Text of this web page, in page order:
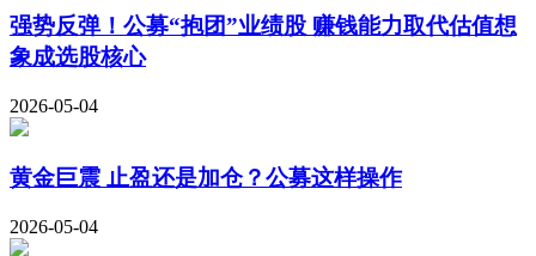
强势反弹！公募“抱团”业绩股 赚钱能力取代估值想
象成选股核心
2026-05-04
黄金巨震 止盈还是加仓？公募这样操作
2026-05-04